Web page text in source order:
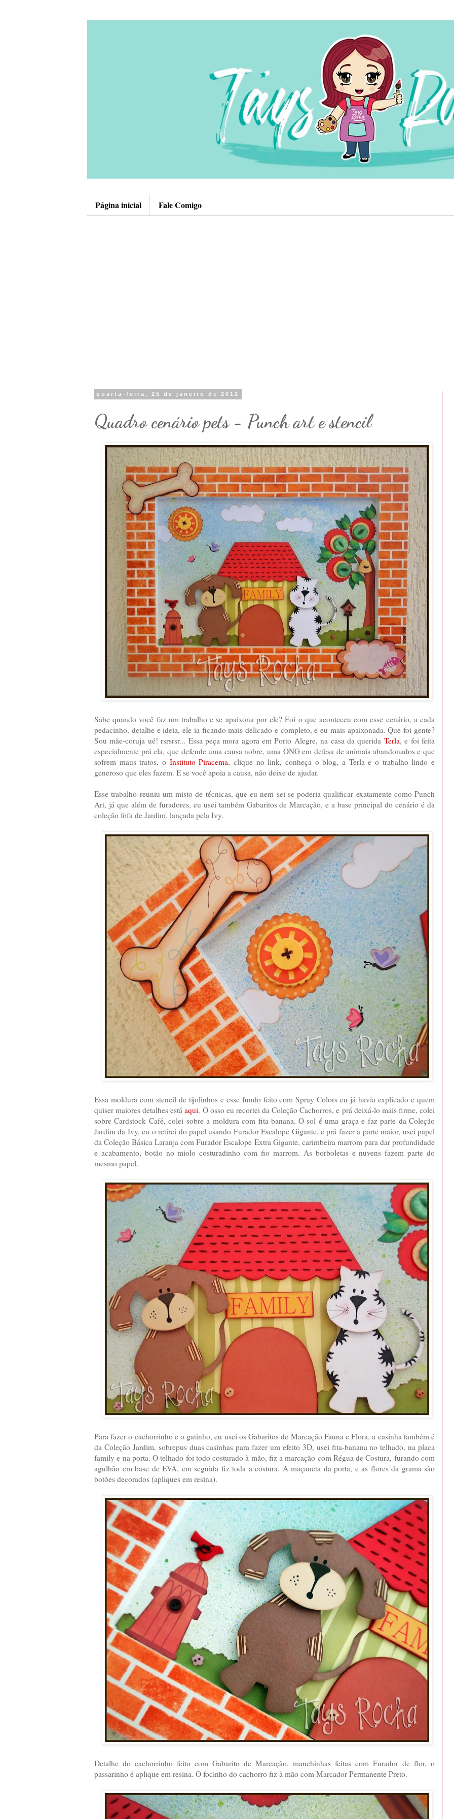
Página inicial Fale Comigo
quarta-feira, 25 de janeiro de 2012
Quadro cenário pets - Punch art e stencil
Sabe quando você faz um trabalho e se apaixona por ele? Foi o que aconteceu com esse cenário, a cada
pedacinho, detalhe e ideia, ele ia ficando mais delicado e completo, e eu mais apaixonada. Que foi gente?
Sou mãe-coruja ué! rsrsrsr... Essa peça mora agora em Porto Alegre, na casa da querida Terla, e foi feita
especialmente prá ela, que defende uma causa nobre, uma ONG em defesa de animais abandonados e que
sofrem maus tratos, o Instituto Piracema, clique no link, conheça o blog, a Terla e o trabalho lindo e
generoso que eles fazem. E se você apoia a causa, não deixe de ajudar.
Esse trabalho reuniu um misto de técnicas, que eu nem sei se poderia qualificar exatamente como Punch
Art, já que além de furadores, eu usei também Gabaritos de Marcação, e a base principal do cenário é da
coleção fofa de Jardim, lançada pela Ivy.
Essa moldura com stencil de tijolinhos e esse fundo feito com Spray Colors eu já havia explicado e quem
quiser maiores detalhes estáaqui. O osso eu recortei da Coleção Cachorros, e prá deixá-lo mais firme, colei
sobre Cardstock Café, colei sobre a moldura com fita-banana. O sol é uma graça e faz parte da Coleção
Jardim da Ivy, eu o retirei do papel usando Furador Escalope Gigante, e prá fazer a parte maior, usei papel
da Coleção Básica Laranja com Furador Escalope Extra Gigante, carimbeira marrom para dar profundidade
e acabamento, botão no miolo costuradinho com fio marrom. As borboletas e nuvens fazem parte do
mesmo papel.
Para fazer o cachorrinho e o gatinho, eu usei os Gabaritos de Marcação Fauna e Flora, a casinha também é
da Coleção Jardim, sobrepus duas casinhas para fazer um efeito 3D, usei fita-banana no telhado, na placa
family e na porta. O telhado foi todo costurado à mão, fiz a marcação com Régua de Costura, furando com
agulhão em base de EVA, em seguida fiz toda a costura. A maçaneta da porta, e as flores da grama são
botões decorados (apliques em resina).
Detalhe do cachorrinho feito com Gabarito de Marcação, manchinhas feitas com Furador de flor, o
passarinho é aplique em resina. O focinho do cachorro fiz à mão com Marcador Permanente Preto.